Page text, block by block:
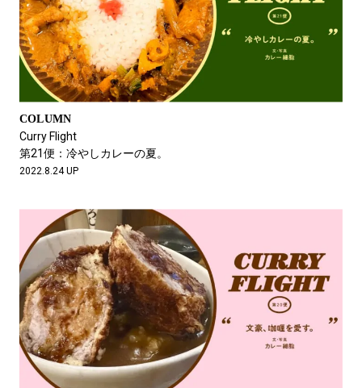
COLUMN
Curry Flight
第21便：冷やしカレーの夏。
2022.8.24 UP